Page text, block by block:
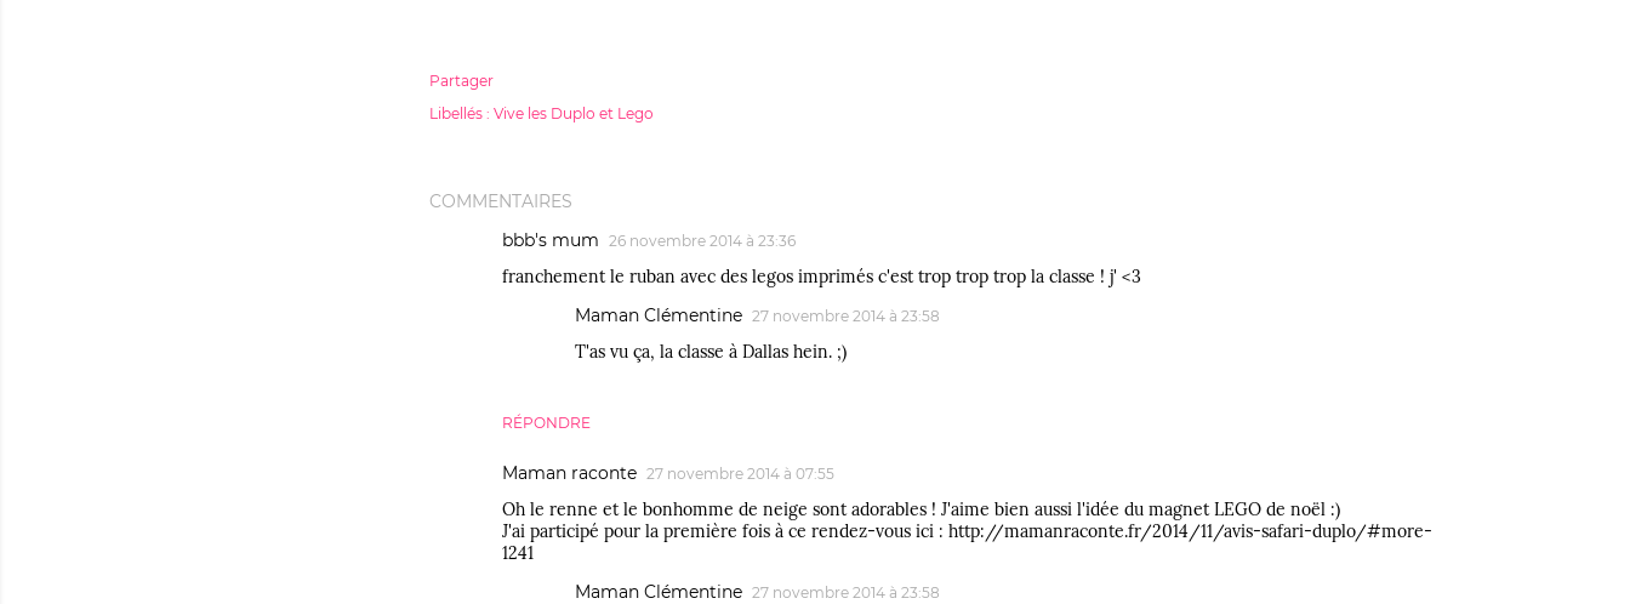
Partager
Libellés : Vive les Duplo et Lego
COMMENTAIRES
bbb's mum 26 novembre 2014 à 23:36
franchement le ruban avec des legos imprimés c'est trop trop trop la classe ! j' <3
RÉPONDRE
Maman Clémentine 27 novembre 2014 à 23:58
T'as vu ça, la classe à Dallas hein. ;)
Maman raconte 27 novembre 2014 à 07:55
Oh le renne et le bonhomme de neige sont adorables ! J'aime bien aussi l'idée du magnet LEGO de noël :)
J'ai participé pour la première fois à ce rendez-vous ici : http://mamanraconte.fr/2014/11/avis-safari-duplo/#more-
1241
Maman Clémentine 27 novembre 2014 à 23:58